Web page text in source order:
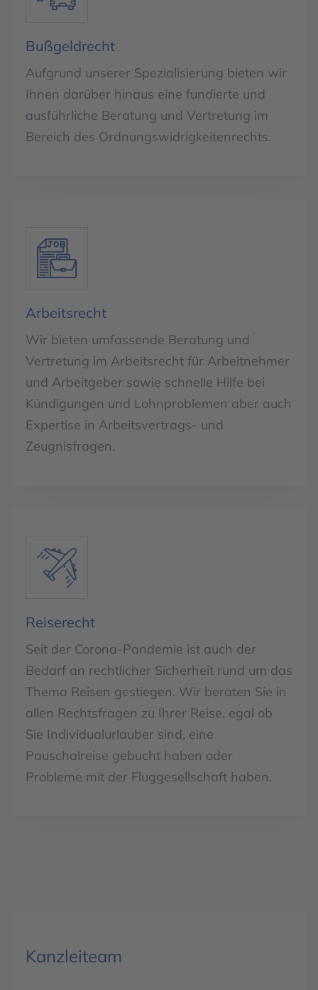
Bußgeldrecht
Aufgrund unserer Spezialisierung bieten wir
Ihnen darüber hinaus eine fundierte und
ausführliche Beratung und Vertretung im
Bereich des Ordnungswidrigkeitenrechts.
Arbeitsrecht
Wir bieten umfassende Beratung und
Vertretung im Arbeitsrecht für Arbeitnehmer
und Arbeitgeber sowie schnelle Hilfe bei
Kündigungen und Lohnproblemen aber auch
Expertise in Arbeitsvertrags- und
Zeugnisfragen.
Reiserecht
Seit der Corona-Pandemie ist auch der
Bedarf an rechtlicher Sicherheit rund um das
Thema Reisen gestiegen. Wir beraten Sie in
allen Rechtsfragen zu Ihrer Reise, egal ob
Sie Individualurlauber sind, eine
Pauschalreise gebucht haben oder
Probleme mit der Fluggesellschaft haben.
Kanzleiteam